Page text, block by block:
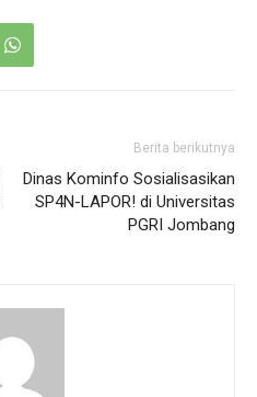
Berita berikutnya
Dinas Kominfo Sosialisasikan
SP4N-LAPOR! di Universitas
PGRI Jombang